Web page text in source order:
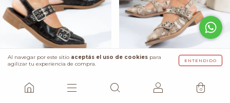
Al navegar por este sitio aceptás el uso de cookies para
agilizar tu experiencia de compra.
ENTENDIDO
0